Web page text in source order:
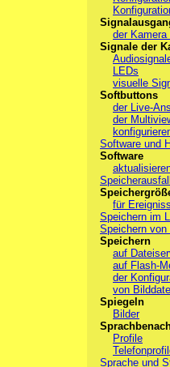
der Kamera
Signale der
LEDs
visuelle
Softbuttons
der Live-
der
Software und
Software
für
Speichern im
Speichern
Speichern
auf
auf Flash-
der
von
Spiegeln
Bilder
Profile
Sprache und